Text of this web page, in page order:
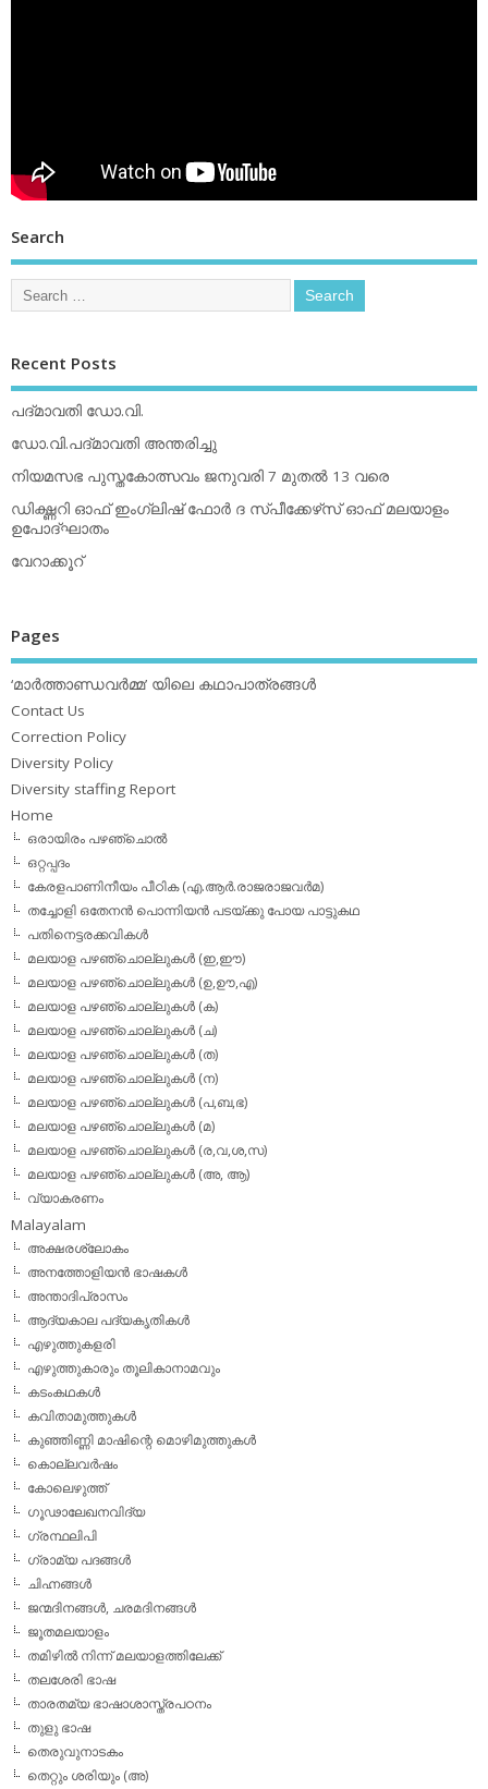
Search
Recent Posts
പദ്മാവതി ഡോ.വി.
ഡോ.വി.പദ്മാവതി അന്തരിച്ചു
നിയമസഭ പുസ്തകോത്സവം ജനുവരി 7 മുതല്‍ 13 വരെ
ഡിക്ഷ്ണറി ഓഫ് ഇംഗ്ലിഷ് ഫോര്‍ ദ സ്പീക്കേഴ്‌സ് ഓഫ് മലയാളം
ഉപോദ്ഘാതം
വേറാക്കൂറ്
Pages
‘മാര്‍ത്താണ്ഡവര്‍മ്മ’ യിലെ കഥാപാത്രങ്ങള്‍
Contact Us
Correction Policy
Diversity Policy
Diversity staffing Report
Home
ഒരായിരം പഴഞ്ചൊല്‍
ഒറ്റപ്പദം
കേരളപാണിനീയം പീഠിക (എ.ആര്‍.രാജരാജവര്‍മ)
തച്ചോളി ഒതേനൻ പൊന്നിയൻ പടയ്‌ക്കു പോയ പാട്ടുകഥ
പതിനെട്ടരക്കവികള്‍
മലയാള പഴഞ്ചൊല്ലുകള്‍ (ഇ,ഈ)
മലയാള പഴഞ്ചൊല്ലുകള്‍ (ഉ,ഊ,എ)
മലയാള പഴഞ്ചൊല്ലുകള്‍ (ക)
മലയാള പഴഞ്ചൊല്ലുകള്‍ (ച)
മലയാള പഴഞ്ചൊല്ലുകള്‍ (ത)
മലയാള പഴഞ്ചൊല്ലുകള്‍ (ന)
മലയാള പഴഞ്ചൊല്ലുകള്‍ (പ,ബ,ഭ)
മലയാള പഴഞ്ചൊല്ലുകള്‍ (മ)
മലയാള പഴഞ്ചൊല്ലുകള്‍ (ര,വ,ശ,സ)
മലയാള പഴഞ്ചൊല്ലുകൾ (അ, ആ)
വ്യാകരണം
Malayalam
അക്ഷരശ്ലോകം
അനത്തോളിയന്‍ ഭാഷകള്‍
അന്താദിപ്രാസം
ആദ്യകാല പദ്യകൃതികള്‍
എഴുത്തുകളരി
എഴുത്തുകാരും തൂലികാനാമവും
കടംകഥകള്‍
കവിതാമുത്തുകള്‍
കുഞ്ഞിണ്ണി മാഷിന്റെ മൊഴിമുത്തുകള്‍
കൊല്ലവര്‍ഷം
കോലെഴുത്ത്
ഗൂഢാലേഖനവിദ്യ
ഗ്രന്ഥലിപി
ഗ്രാമ്യ പദങ്ങള്‍
ചിഹ്നങ്ങള്‍
ജന്മദിനങ്ങള്‍, ചരമദിനങ്ങള്‍
ജൂതമലയാളം
തമിഴില്‍ നിന്ന് മലയാളത്തിലേക്ക്
തലശേരി ഭാഷ
താരതമ്യ ഭാഷാശാസ്ത്രപഠനം
തുളു ഭാഷ
തെരുവുനാടകം
തെറ്റും ശരിയും (അ)